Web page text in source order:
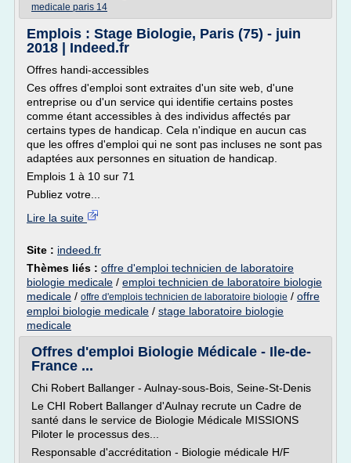
medicale paris 14
Emplois : Stage Biologie, Paris (75) - juin
2018 | Indeed.fr
Offres handi-accessibles
Ces offres d'emploi sont extraites d'un site web, d'une
entreprise ou d'un service qui identifie certains postes
comme étant accessibles à des individus affectés par
certains types de handicap. Cela n'indique en aucun cas
que les offres d'emploi qui ne sont pas incluses ne sont pas
adaptées aux personnes en situation de handicap.
Emplois 1 à 10 sur 71
Publiez votre...
Lire la suite
Site : indeed.fr
Thèmes liés : offre d'emploi technicien de laboratoire
biologie medicale / emploi technicien de laboratoire biologie
medicale / offre d'emplois technicien de laboratoire biologie / offre
emploi biologie medicale / stage laboratoire biologie
medicale
Offres d'emploi Biologie Médicale - Ile-de-
France ...
Chi Robert Ballanger - Aulnay-sous-Bois, Seine-St-Denis
Le CHI Robert Ballanger d'Aulnay recrute un Cadre de
santé dans le service de Biologie Médicale MISSIONS
Piloter le processus des...
Responsable d'accréditation - Biologie médicale H/F